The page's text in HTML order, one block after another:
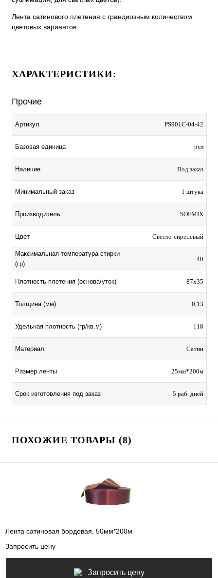
Лента сатинового плетения с грандиозным количеством
цветовых вариантов.
ХАРАКТЕРИСТИКИ:
Прочие
Артикул PS901C-04-42
Базовая единица рул
Наличие Под заказ
Минимальный заказ 1 штука
Производитель SOFMIX
Цвет Светло-сиреневый
Максимальная температура стирки
(гр)
40
Плотность плетения (основа/уток) 87х35
Толщина (мм) 0,13
Удельная плотность (гр/кв.м) 118
Материал Сатин
Размер ленты 25мм*200м
Срок изготовления под заказ 5 раб. дней
ПОХОЖИЕ ТОВАРЫ (8)
Лента сатиновая бордовая, 50мм*200м
Запросить цену
Запросить цену